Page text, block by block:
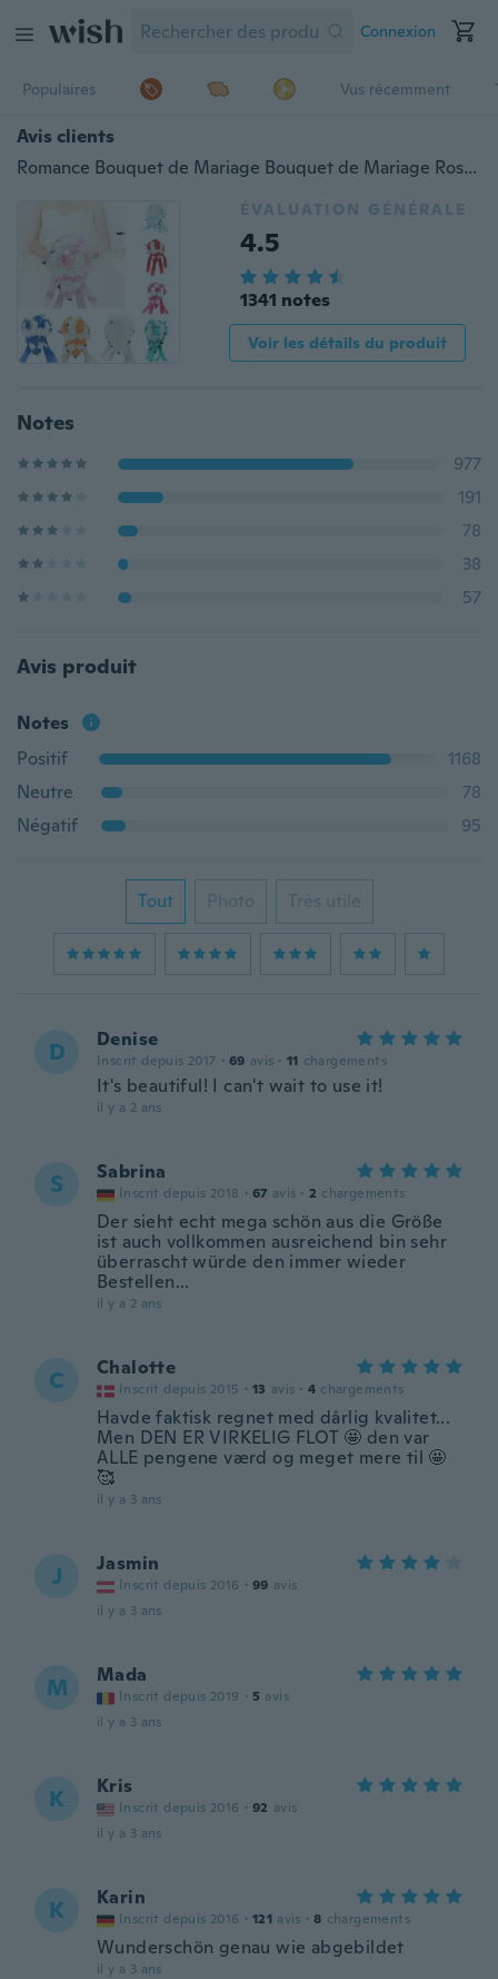
Connexion
Populaires Vus récemment
Avis clients
Romance Bouquet de Mariage Bouquet de Mariage Rose Larme de Mariage Larme de Rose Fleurs de Soie fait à la main Centres de table Broche Décor Cristal Décor
ÉVALUATION GÉNÉRALE
4.5
1341 notes
Voir les détails du produit
Notes
977
191
78
38
57
Avis produit
Notes
Positif
1168
Neutre
78
Négatif
95
Tout Photo Très utile
D Denise
Inscrit depuis 2017 · 69 avis · 11 chargements
It's beautiful! I can't wait to use it!
il y a 2 ans
S Sabrina
Inscrit depuis 2018 · 67 avis · 2 chargements
Der sieht echt mega schön aus die Größe
ist auch vollkommen ausreichend bin sehr
überrascht würde den immer wieder
Bestellen...
il y a 2 ans
C Chalotte
Inscrit depuis 2015 · 13 avis · 4 chargements
Havde faktisk regnet med dårlig kvalitet...
Men DEN ER VIRKELIG FLOT 🤩 den var
ALLE pengene værd og meget mere til 🤩
🥰
il y a 3 ans
J Jasmin
Inscrit depuis 2016 · 99 avis
il y a 3 ans
M Mada
Inscrit depuis 2019 · 5 avis
il y a 3 ans
K Kris
Inscrit depuis 2016 · 92 avis
il y a 3 ans
K Karin
Inscrit depuis 2016 · 121 avis · 8 chargements
Wunderschön genau wie abgebildet
il y a 3 ans